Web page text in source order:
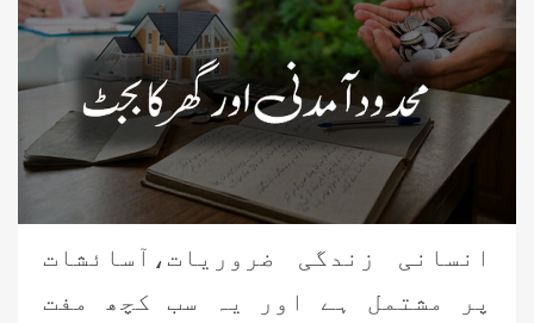
انسانی زندگی ضروریات،آسائشات
پر مشتمل ہے اور یہ سب کچھ مفت